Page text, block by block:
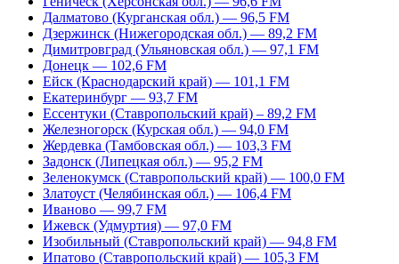
Далматово (Курганская обл.) — 96,5 FM
Дзержинск (Нижегородская обл.) — 89,2 FM
Димитровград (Ульяновская обл.) — 97,1 FM
Донецк — 102,6 FM
Ейск (Краснодарский край) — 101,1 FM
Екатеринбург — 93,7 FM
Ессентуки (Ставропольский край) – 89,2 FM
Железногорск (Курская обл.) — 94,0 FM
Жердевка (Тамбовская обл.) — 103,3 FM
Задонск (Липецкая обл.) — 95,2 FM
Зеленокумск (Ставропольский край) — 100,0 FM
Златоуст (Челябинская обл.) — 106,4 FM
Иваново — 99,7 FM
Ижевск (Удмуртия) — 97,0 FM
Изобильный (Ставропольский край) — 94,8 FM
Ипатово (Ставропольский край) — 105,3 FM